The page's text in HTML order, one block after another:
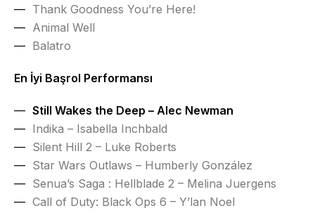
Thank Goodness You’re Here!
Animal Well
Balatro
En İyi Başrol Performansı
Still Wakes the Deep – Alec Newman
Indika – Isabella Inchbald
Silent Hill 2 – Luke Roberts
Star Wars Outlaws – Humberly González
Senua’s Saga : Hellblade 2 – Melina Juergens
Call of Duty: Black Ops 6 – Y’lan Noel